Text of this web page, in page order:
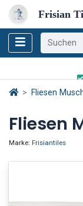
Frisian
Fliesen
Fliesen
Marke: Frisiantiles